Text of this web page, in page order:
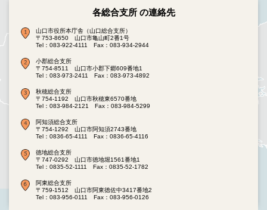
各総合支所 の連絡先
山口市役所本庁舎（山口総合支所）
〒753-8650 山口市亀山町2番1号
Tel：083-922-4111
Fax：083-934-2944
小郡総合支所
〒754-8511 山口市小郡下郷609番地1
Tel：083-973-2411
Fax：083-973-4892
秋穂総合支所
〒754-1192 山口市秋穂東6570番地
Tel：083-984-2121
Fax：083-984-5299
阿知須総合支所
〒754-1292 山口市阿知須2743番地
Tel：0836-65-4111
Fax：0836-65-4116
徳地総合支所
〒747-0292 山口市徳地堀1561番地1
Tel：0835-52-1111
Fax：0835-52-1782
阿東総合支所
〒759-1512 山口市阿東徳佐中3417番地2
Tel：083-956-0111
Fax：083-956-0126